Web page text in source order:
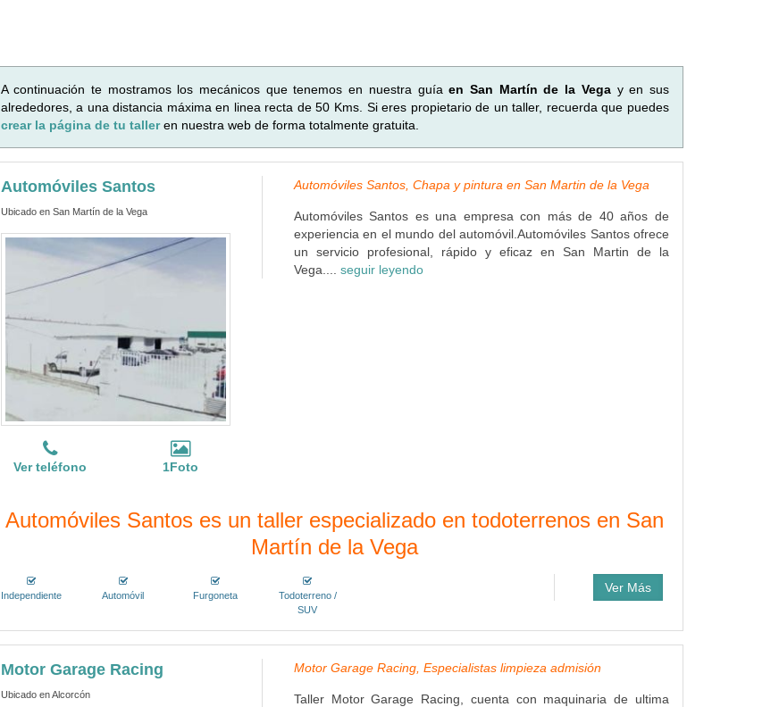
A continuación te mostramos los mecánicos que tenemos en nuestra guíaen San Martín de la Vegay en sus
alrededores, a una distancia máxima en linea recta de 50 Kms. Si eres propietario de un taller, recuerda que puedes
crear la página de tu talleren nuestra web de forma totalmente gratuita.
Automóviles Santos
Ubicado en San Martín de la Vega
Ver teléfono 1Foto
Automóviles Santos, Chapa y pintura en San Martin de la Vega
Automóviles Santos es una empresa con más de 40 años de
experiencia en el mundo del automóvil.Automóviles Santos ofrece
un servicio profesional, rápido y eficaz en San Martin de la
Vega.... seguir leyendo
Automóviles Santos es un taller especializado en todoterrenos en San
Martín de la Vega
Independiente Automóvil Furgoneta
Todoterreno /
SUV
Ver Más
Motor Garage Racing
Ubicado en Alcorcón
Motor Garage Racing, Especialistas limpieza admisión
Taller Motor Garage Racing, cuenta con maquinaria de ultima